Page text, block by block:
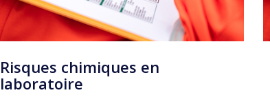
Risques chimiques en
laboratoire